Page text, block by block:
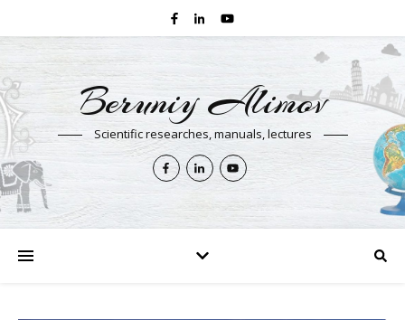
Beruniy Alimov
Scientific researches, manuals, lectures